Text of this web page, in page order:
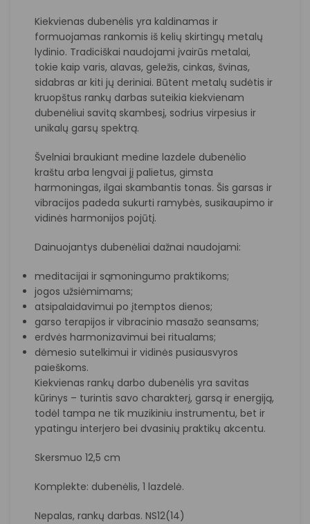
Kiekvienas dubenėlis yra kaldinamas ir
formuojamas rankomis iš kelių skirtingų metalų
lydinio. Tradiciškai naudojami įvairūs metalai,
tokie kaip varis, alavas, geležis, cinkas, švinas,
sidabras ar kiti jų deriniai. Būtent metalų sudėtis ir
kruopštus rankų darbas suteikia kiekvienam
dubenėliui savitą skambesį, sodrius virpesius ir
unikalų garsų spektrą.
Švelniai braukiant medine lazdele dubenėlio
kraštu arba lengvai jį palietus, gimsta
harmoningas, ilgai skambantis tonas. Šis garsas ir
vibracijos padeda sukurti ramybės, susikaupimo ir
vidinės harmonijos pojūtį.
Dainuojantys dubenėliai dažnai naudojami:
meditacijai ir sąmoningumo praktikoms;
jogos užsiėmimams;
atsipalaidavimui po įtemptos dienos;
garso terapijos ir vibracinio masažo seansams;
erdvės harmonizavimui bei ritualams;
dėmesio sutelkimui ir vidinės pusiausvyros
paieškoms.
Kiekvienas rankų darbo dubenėlis yra savitas
kūrinys – turintis savo charakterį, garsą ir energiją,
todėl tampa ne tik muzikiniu instrumentu, bet ir
ypatingu interjero bei dvasinių praktikų akcentu.
Skersmuo 12,5 cm
Komplekte: dubenėlis, 1 lazdelė.
Nepalas, rankų darbas. NS12(14)